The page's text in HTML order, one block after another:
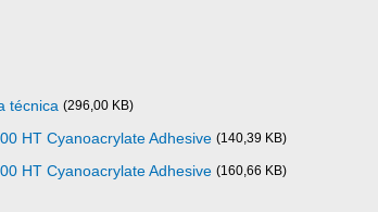
técnica (296,00 KB)
HT Cyanoacrylate Adhesive (140,39 KB)
HT Cyanoacrylate Adhesive (160,66 KB)